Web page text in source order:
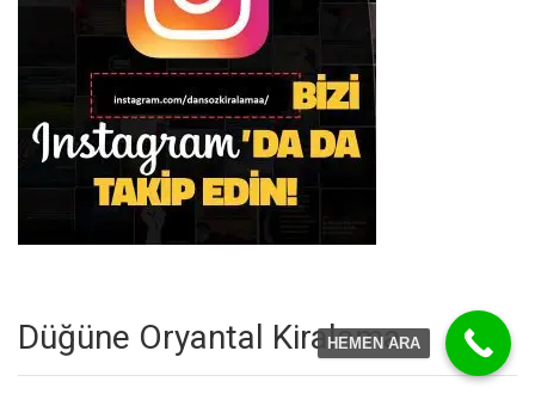
Düğüne Oryantal Kiralama
HEMEN ARA